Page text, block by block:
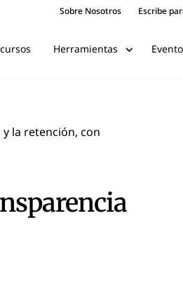
Sobre Nosotros Escribe
Herramientas
la retención, con